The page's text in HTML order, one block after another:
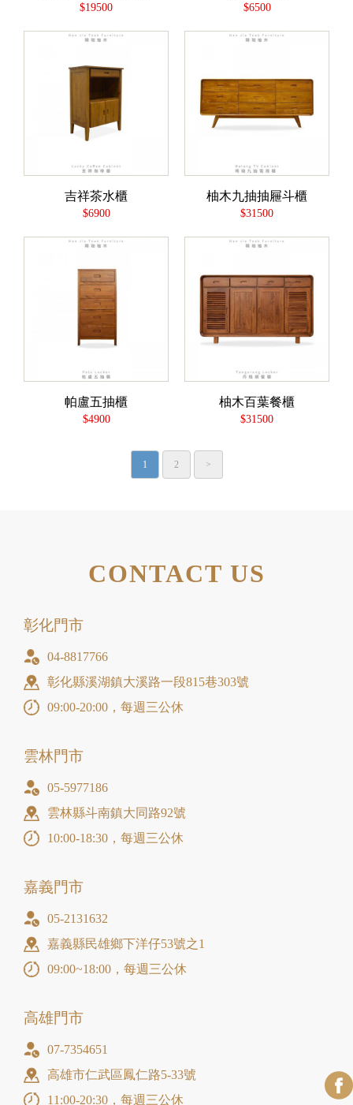
$19500 $6500
吉祥茶水櫃
$6900
柚木九抽抽屜斗櫃
$31500
帕盧五抽櫃
$4900
柚木百葉餐櫃
$31500
1 2 >
CONTACT US
彰化門市
04-8817766
彰化縣溪湖鎮大溪路一段815巷303號
09:00-20:00，每週三公休
雲林門市
05-5977186
雲林縣斗南鎮大同路92號
10:00-18:30，每週三公休
嘉義門市
05-2131632
嘉義縣民雄鄉下洋仔53號之1
09:00~18:00，每週三公休
高雄門市
07-7354651
高雄市仁武區鳳仁路5-33號
11:00-20:30，每週三公休